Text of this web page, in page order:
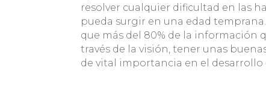
resolver cualquier dificultad en las
pueda surgir en una edad
que más del 80% de la información
través de la visión, tener unas
de vital importancia en el desarrollo